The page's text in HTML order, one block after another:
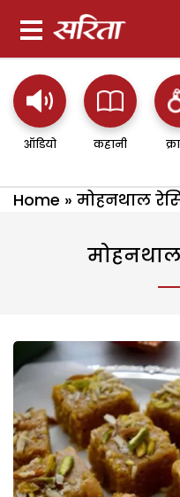
ऑडियो कहानी
Home » मोहनथाल
मोहनथाल